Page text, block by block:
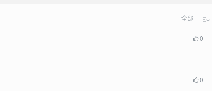
全部
0
0